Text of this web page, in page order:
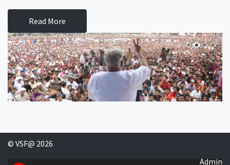
Read More
© VSF@ 2026
Admin